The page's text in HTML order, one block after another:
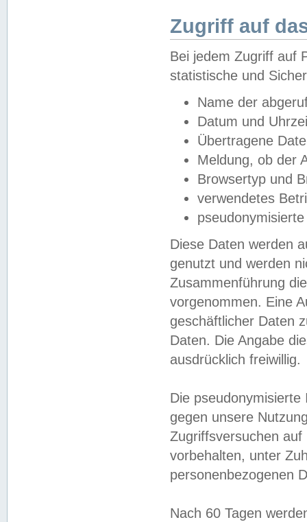
Zugriff auf
Bei jedem Zugriff auf
statistische und
Name der
Datum und
Übertragene
Meldung, ob der
Browsertyp und
verwendetes
Diese Daten werden
genutzt und werden
Zusammenführung
vorgenommen. Eine
geschäftlicher Daten
Daten. Die Angabe
ausdrücklich freiwillig.
Die
gegen unsere
Zugriffsversuchen
vorbehalten, unter
personenbezogenen
Nach 60 Tagen